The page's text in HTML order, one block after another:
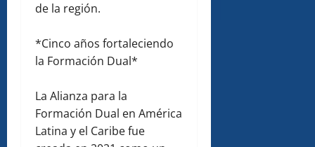
de la región.
*Cinco años fortaleciendo
la Formación Dual*
La Alianza para la
Formación Dual en América
Latina y el Caribe fue